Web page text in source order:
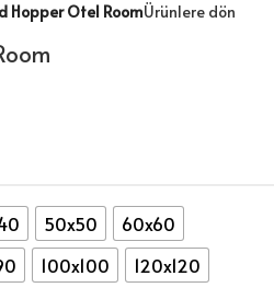
Hopper Otel RoomÜrünlere dön
50x50
60x60
100x100 120x120